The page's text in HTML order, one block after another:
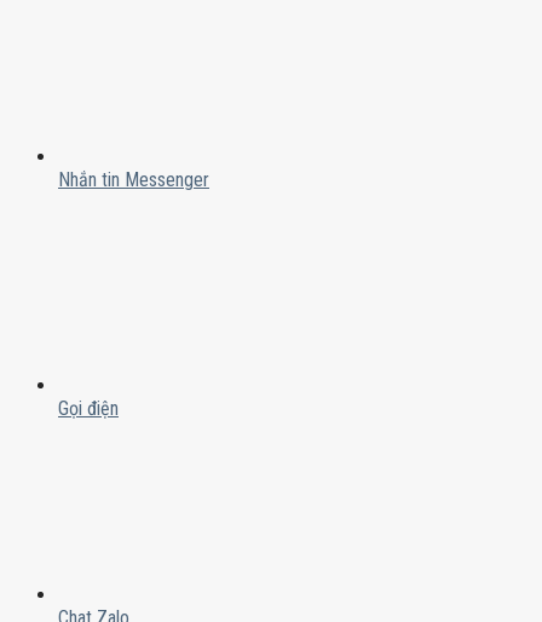
Nhắn tin Messenger
Gọi điện